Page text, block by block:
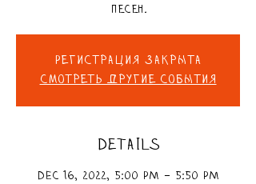
песен.
Регистрация закрыта
Смотреть другие события
DETAILS
Dec 16, 2022, 5:00 PM – 5:50 PM